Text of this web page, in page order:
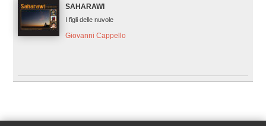
SAHARAWI
I figli delle nuvole
Giovanni Cappello